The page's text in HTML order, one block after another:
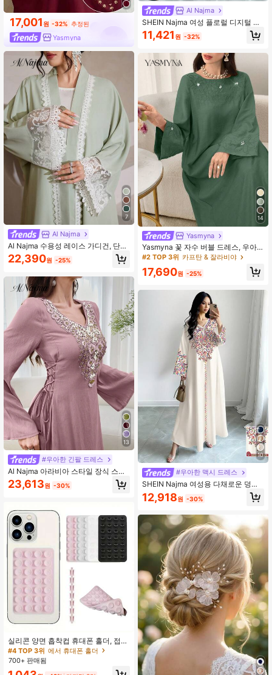
17,001 원 -32% 추정된
Yasmyna
7
Al Najma
Al Najma 수용성 레이스 가디건, 단색
우아한 두바이 스타일 아바야 로브, 긴
소매
22,390원 -25%
13
#우아한 긴팔 드레스
Al Najma 아라비아 스타일 장식 스티
커와 허리 묶음 장식이 있는 여성 우아
한 드레스
23,613원 -30%
실리콘 양면 흡착컵 휴대폰 홀더, 접착
제 없는 28개의 독립 흡착컵, 재사용
가능한 양면 그립 [사용 전 단단히 눌
러 탈착 방지], 메이크업, 피트니스, 샤
#4 TOP 3위 에서 휴대폰 홀더
700+ 판매됨
Al Najma
SHEIN Najma 여성 플로럴 디지털 프
린트 팝 아트 스타일 긴팔 캐주얼 아랍
아바야 카디건 겉옷, 봄/가을
11,421 원 -32%
14
Yasmyna
Yasmyna 꽃 자수 버블 드레스, 우아
한 아랍 스타일
#2 TOP 3위 카프탄 & 잘라비야
17,690원 -25%
10
#우아한 맥시 드레스
SHEIN Najma 여성용 다채로운 덩굴
패턴 디지털 프린트 V넥 긴소매 우아
한 아랍 맥시 드레스, 봄/가을
12,918원 -30%